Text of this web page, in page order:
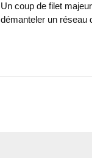
Un coup de filet
démanteler un réseau